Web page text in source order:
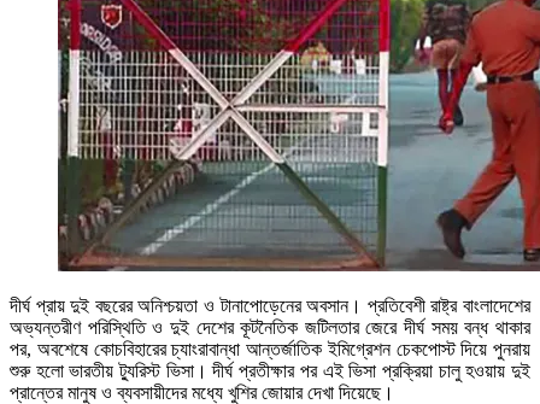
দীর্ঘ প্রায় দুই বছরের অনিশ্চয়তা ও টানাপোড়েনের অবসান। প্রতিবেশী রাষ্ট্র বাংলাদেশের
অভ্যন্তরীণ পরিস্থিতি ও দুই দেশের কূটনৈতিক জটিলতার জেরে দীর্ঘ সময় বন্ধ থাকার
পর, অবশেষে কোচবিহারের চ্যাংরাবান্ধা আন্তর্জাতিক ইমিগ্রেশন চেকপোস্ট দিয়ে পুনরায়
শুরু হলো ভারতীয় ট্যুরিস্ট ভিসা। দীর্ঘ প্রতীক্ষার পর এই ভিসা প্রক্রিয়া চালু হওয়ায় দুই
প্রান্তের মানুষ ও ব্যবসায়ীদের মধ্যে খুশির জোয়ার দেখা দিয়েছে।